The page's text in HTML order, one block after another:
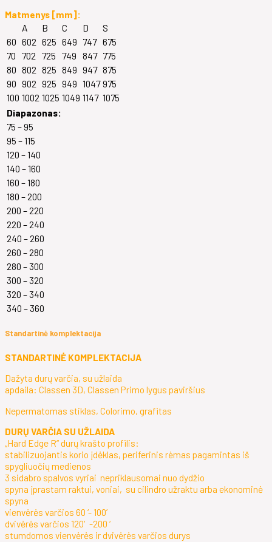
Matmenys [mm]:
A
B C D
S
60 602 625 649 747 675
70
702 725 749 847 775
80 802 825 849 947 875
90 902 925 949 1047 975
100 1002 1025 1049 1147 1075
Diapazonas:
75 – 95
95 – 115
120 – 140
140 – 160
160 – 180
180 – 200
200 – 220
220 – 240
240 – 260
260 – 280
280 – 300
300 – 320
320 – 340
340 – 360
Standartinė komplektacija
STANDARTINĖ KOMPLEKTACIJA
Dažyta durų varčia, su užlaida
apdaila: Classen 3D, Classen Primo lygus paviršius
Nepermatomas stiklas, Colorimo, grafitas
DURŲ VARČIA SU UŽLAIDA
„Hard Edge R“ durų krašto profilis:
stabilizuojantis korio įdėklas, periferinis rėmas pagamintas iš
spygliuočių medienos
3 sidabro spalvos vyriai nepriklausomai nuo dydžio
spyna įprastam raktui, voniai, su cilindro užraktu arba ekonominė
spyna
vienvėrės varčios 60 ‘- 100’
dvivėrės varčios 120′-200 ‘
stumdomos vienvėrės ir dvivėrės varčios durys